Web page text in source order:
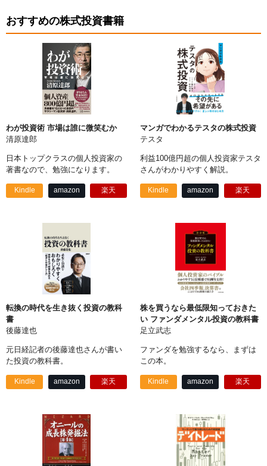
おすすめの株式投資書籍
わが投資術 市場は誰に微笑むか
清原達郎
日本トップクラスの個人投資家の
著書なので、勉強になります。
Kindle amazon 楽天
マンガでわかるテスタの株式投資
テスタ
利益100億円超の個人投資家テスタ
さんがわかりやすく解説。
Kindle amazon 楽天
転換の時代を生き抜く投資の教科
書
後藤達也
元日経記者の後藤達也さんが書い
た投資の教科書。
Kindle amazon 楽天
株を買うなら最低限知っておきた
い ファンダメンタル投資の教科書
足立武志
ファンダを勉強するなら、まずは
この本。
Kindle amazon 楽天